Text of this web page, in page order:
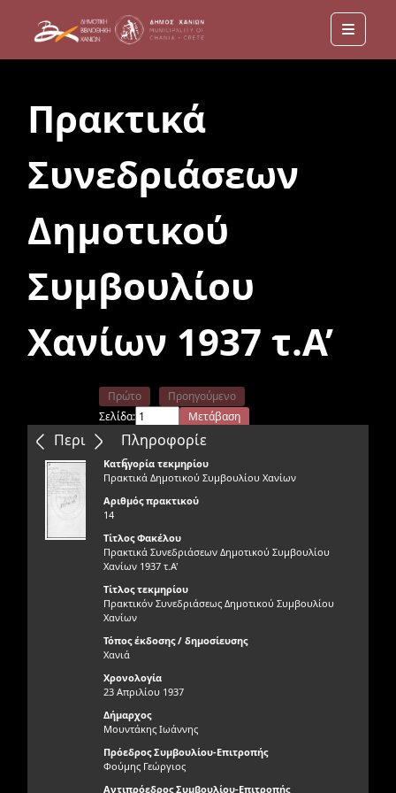
Menu
Πρακτικά
Συνεδριάσεων
Δημοτικού
Συμβουλίου
Χανίων 1937 τ.Α’
Περιεχόμενα
Πρώτο
Προηγούμενο
Σελίδα:
Μετάβαση
Επόμενο
Τελευταίο
Πληροφορίε
ς
Κατηγορία τεκμηρίου
Πρακτικά Δημοτικού Συμβουλίου Χανίων
Αριθμός πρακτικού
14
Τίτλος Φακέλου
Πρακτικά Συνεδριάσεων Δημοτικού Συμβουλίου
Χανίων 1937 τ.Α'
Τίτλος τεκμηρίου
Πρακτικόν Συνεδριάσεως Δημοτικού Συμβουλίου
Χανίων
Τόπος έκδοσης / δημοσίευσης
Χανιά
Χρονολογία
23 Απριλίου 1937
Δήμαρχος
Μουντάκης Ιωάννης
Πρόεδρος Συμβουλίου-Επιτροπής
Φούμης Γεώργιος
Αντιπρόεδρος Συμβουλίου-Επιτροπής